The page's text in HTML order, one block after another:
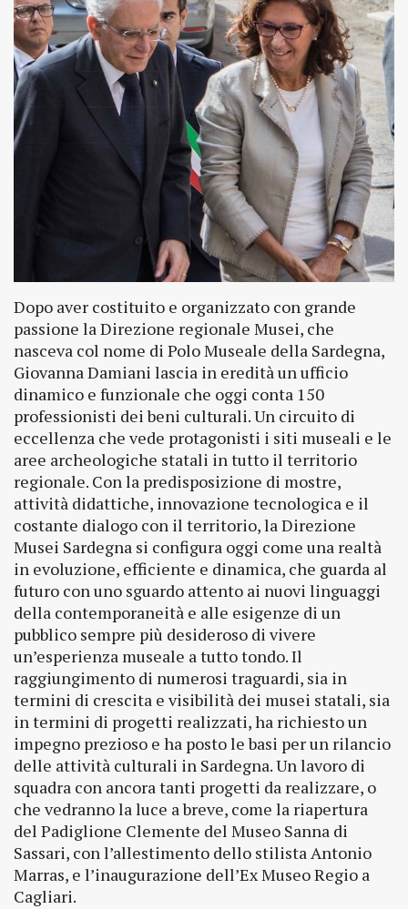
Dopo aver costituito e organizzato con grande
passione la Direzione regionale Musei, che
nasceva col nome di Polo Museale della Sardegna,
Giovanna Damiani lascia in eredità un ufficio
dinamico e funzionale che oggi conta 150
professionisti dei beni culturali. Un circuito di
eccellenza che vede protagonisti i siti museali e le
aree archeologiche statali in tutto il territorio
regionale. Con la predisposizione di mostre,
attività didattiche, innovazione tecnologica e il
costante dialogo con il territorio, la Direzione
Musei Sardegna si configura oggi come una realtà
in evoluzione, efficiente e dinamica, che guarda al
futuro con uno sguardo attento ai nuovi linguaggi
della contemporaneità e alle esigenze di un
pubblico sempre più desideroso di vivere
un’esperienza museale a tutto tondo. Il
raggiungimento di numerosi traguardi, sia in
termini di crescita e visibilità dei musei statali, sia
in termini di progetti realizzati, ha richiesto un
impegno prezioso e ha posto le basi per un rilancio
delle attività culturali in Sardegna. Un lavoro di
squadra con ancora tanti progetti da realizzare, o
che vedranno la luce a breve, come la riapertura
del Padiglione Clemente del Museo Sanna di
Sassari, con l’allestimento dello stilista Antonio
Marras, e l’inaugurazione dell’Ex Museo Regio a
Cagliari.